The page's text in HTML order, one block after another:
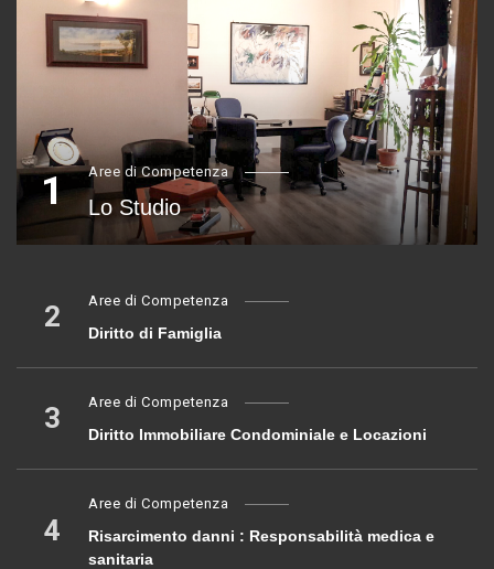
1 Aree di Competenza
Lo Studio
2 Aree di Competenza
Diritto di Famiglia
3 Aree di Competenza
Diritto Immobiliare Condominiale e Locazioni
4
Aree di Competenza
Risarcimento danni : Responsabilità medica e
sanitaria